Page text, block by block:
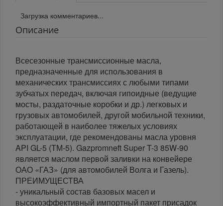
Загрузка комментариев...
Описание
Всесезонные трансмиссионные масла,
предназначенные для использования в
механических трансмиссиях с любыми типами
зубчатых передач, включая гипоидные (ведущие
мосты, раздаточные коробки и др.) легковых и
грузовых автомобилей, другой мобильной техники,
работающей в наиболее тяжелых условиях
эксплуатации, где рекомендованы масла уровня
API GL-5 (ТМ-5). Gazpromneft Super T-3 85W-90
является маслом первой заливки на конвейере
ОАО «ГАЗ» (для автомобилей Волга и Газель).
ПРЕИМУЩЕСТВА
- уникальный состав базовых масел и
высокоэффективный импортный пакет присадок